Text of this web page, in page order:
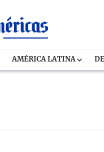
AMÉRICA LATINA